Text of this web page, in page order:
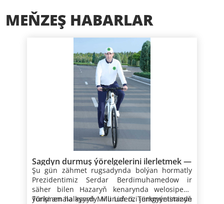
MEŇZEŞ HABARLAR
Sagdyn durmuş ýörelgelerini ilerletmek —
döwlet syýasatynyň möhüm ugry
Şu gün zähmet rugsadynda bolýan hormatly
Prezidentimiz Serdar Berdimuhamedow ir
säher bilen Hazaryň kenarynda welosipedli
ýörişi amala aşyrdy. Munuň özi jemgyýetimizde
Türkmen halkynyň Milli Lideri, Türkmenistanyň